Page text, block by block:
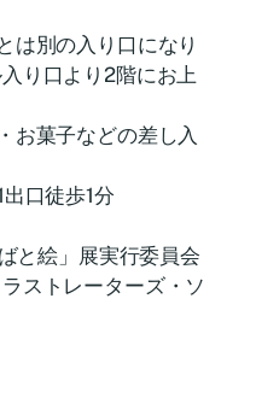
は別の入り口になり
り口より2階にお上
お菓子などの差し入
口徒歩1分
と絵」展実行委員会
ストレーターズ・ソ